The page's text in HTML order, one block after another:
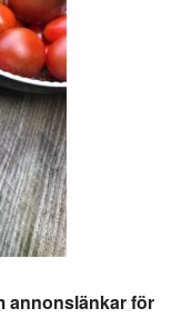
annonslänkar för